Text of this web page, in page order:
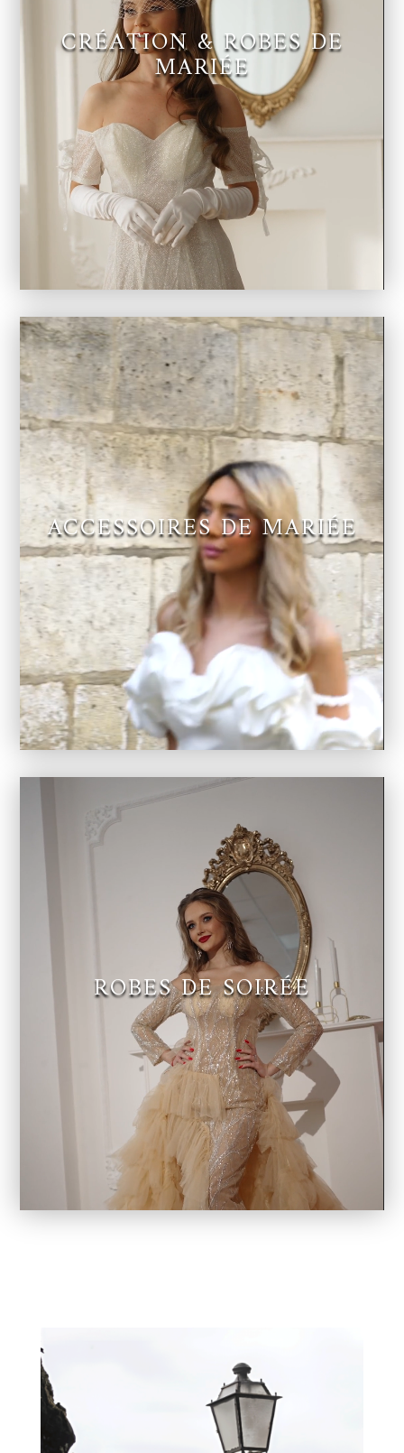
CRÉATION & ROBES DE
MARIÉE
Lecteur
vidéo
ACCESSOIRES DE MARIÉE
ROBES DE SOIRÉE